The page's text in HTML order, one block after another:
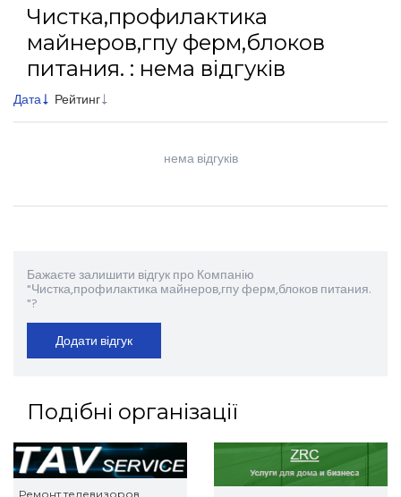
Чистка,профилактика
майнеров,гпу ферм,блоков
питания. : нема відгуків
Дата Рейтинг
нема відгуків
Бажаєте залишити відгук про Компанію
"Чистка,профилактика майнеров,гпу ферм,блоков питания.
"?
Додати відгук
Подібні організації
Ремонт телевизоров,